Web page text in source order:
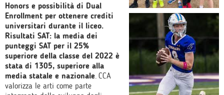
Honors e possibilità di Dual
Enrollment per ottenere crediti
universitari durante il liceo.
Risultati SAT: la media dei
punteggi SAT per il 25%
superiore della classe del 2022 è
stata di 1305, superiore alla
media statale e nazionale. CCA
valorizza le arti come parte